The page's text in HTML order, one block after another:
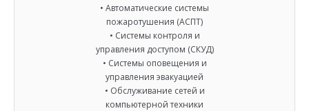
• Автоматические системы
пожаротушения (АСПТ)
• Системы контроля и
управления доступом (СКУД)
• Системы оповещения и
управления эвакуацией
• Обслуживание сетей и
компьютерной техники